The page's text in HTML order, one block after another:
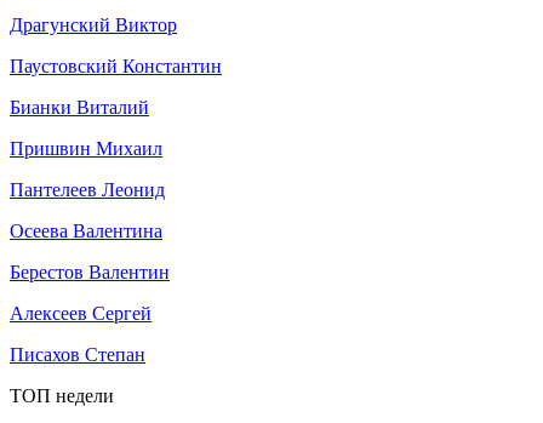
Драгунский Виктор
Паустовский Константин
Бианки Виталий
Пришвин Михаил
Пантелеев Леонид
Осеева Валентина
Берестов Валентин
Алексеев Сергей
Писахов Степан
ТОП недели